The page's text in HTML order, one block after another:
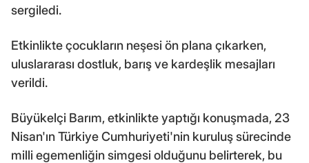
sergiledi.
Etkinlikte çocukların neşesi ön plana çıkarken,
uluslararası dostluk, barış ve kardeşlik mesajları
verildi.
Büyükelçi Barım, etkinlikte yaptığı konuşmada, 23
Nisan'ın Türkiye Cumhuriyeti'nin kuruluş sürecinde
milli egemenliğin simgesi olduğunu belirterek, bu